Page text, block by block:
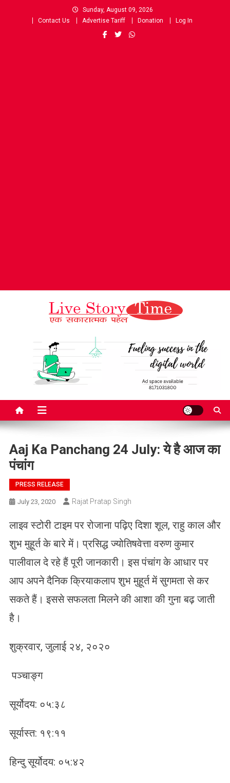
Sunday, August 09, 2026
Contact Us
Advertise Tariff Donation Log In
Live Story Time
Aaj Ka Panchang 24 July: ये है आज का
पंचांग
PRESS RELEASE
July 23, 2020 Rajat Pratap Singh
लाइव स्टोरी टाइम पर रोजाना पढ़िए दिशा शूल, राहु काल और
शुभ मुहूर्त के बारे में। प्रसिद्ध ज्योतिषवेत्ता वरुण कुमार
पालीवाल दे रहे हैं पूरी जानकारी। इस पंचांग के आधार पर
आप अपने दैनिक क्रियाकलाप शुभ मुहूर्त में सुगमता से कर
सकते हैं। इससे सफलता मिलने की आशा की गुना बढ़ जाती
है।
शुक्रवार, जुलाई २४, २०२०
पञ्चाङ्ग
सूर्योदय: ०५:३८
सूर्यास्त: १९:११
हिन्दु सूर्योदय: ०५:४२